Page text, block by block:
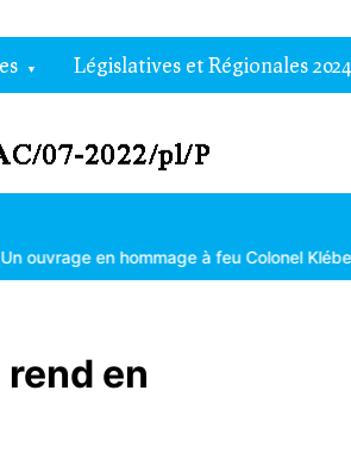
Législatives et Régionales 2024
à feu Colonel Kléber Dadjo
en